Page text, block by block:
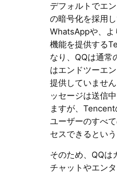
デフォルトでエ
の暗号化を採用
WhatsAppや、よ
機能を提供する
なり、QQは通常
はエンドツーエ
提供していませ
ッセージは送信
ますが、
ユーザーのすべ
セスできるという
そのため、QQは
チャットやエン